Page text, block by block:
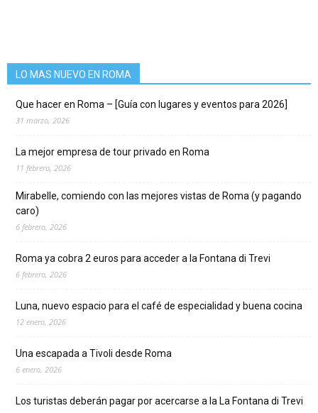
LO MAS NUEVO EN ROMA
Que hacer en Roma – [Guía con lugares y eventos para 2026]
31 marzo, 2026
La mejor empresa de tour privado en Roma
11 febrero, 2026
Mirabelle, comiendo con las mejores vistas de Roma (y pagando
caro)
6 febrero, 2026
Roma ya cobra 2 euros para acceder a la Fontana di Trevi
6 febrero, 2026
Luna, nuevo espacio para el café de especialidad y buena cocina
12 enero, 2026
Una escapada a Tivoli desde Roma
6 enero, 2026
Los turistas deberán pagar por acercarse a la La Fontana di Trevi